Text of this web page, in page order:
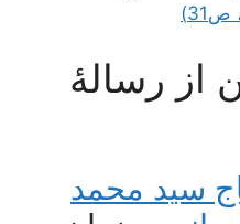
از رسالۀ
سید محمد